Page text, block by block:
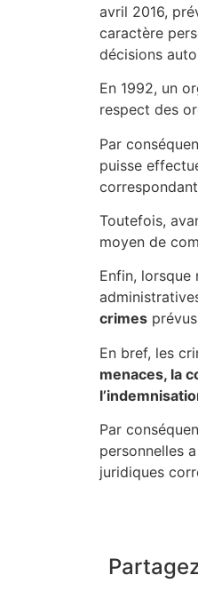
avril 2016,
caractère
décisions
En 1992, un
respect des
Par
puisse
Toutefois,
moyen de
Enfin,
crimes
En bref, les
menaces, la
Par
personnelles
juridiques